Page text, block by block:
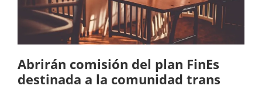
Abrirán comisión del plan FinEs
destinada a la comunidad trans